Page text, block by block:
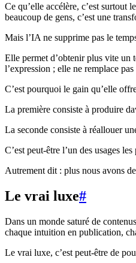
Ce qu’elle accélère, c’est
beaucoup de gens, c’est une
Mais l’IA ne supprime pas le
Elle permet d’obtenir plus vite un
l’expression ; elle ne remplace
C’est pourquoi le gain qu’elle
La première consiste à produire
La seconde consiste à réallouer
C’est peut-être l’un des usages
Autrement dit : plus nous avons
Le vrai luxe#
Dans un monde saturé de
chaque intuition en publication,
Le vrai luxe, c’est peut-être de